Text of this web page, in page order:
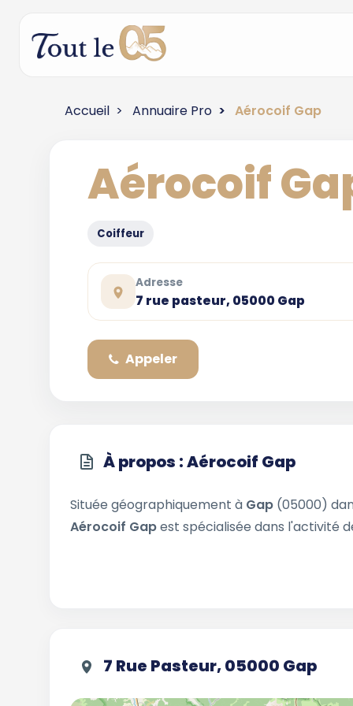
Accueil Annuaire Pro Aérocoif Gap
Aérocoif
Coiffeur
Adresse
7 rue pasteur, 05000 Gap
Appeler
À propos : Aérocoif Gap
Située géographiquement à Gap (05000)
Aérocoif Gapest spécialisée dans l'activité
7 Rue Pasteur, 05000 Gap